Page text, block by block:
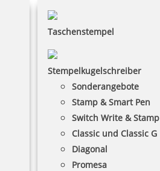
Taschenstempel
Stempelkugelschreiber
Sonderangebote
Stamp & Smart Pen
Switch Write & Stamp
Classic und Classic G
Diagonal
Promesa